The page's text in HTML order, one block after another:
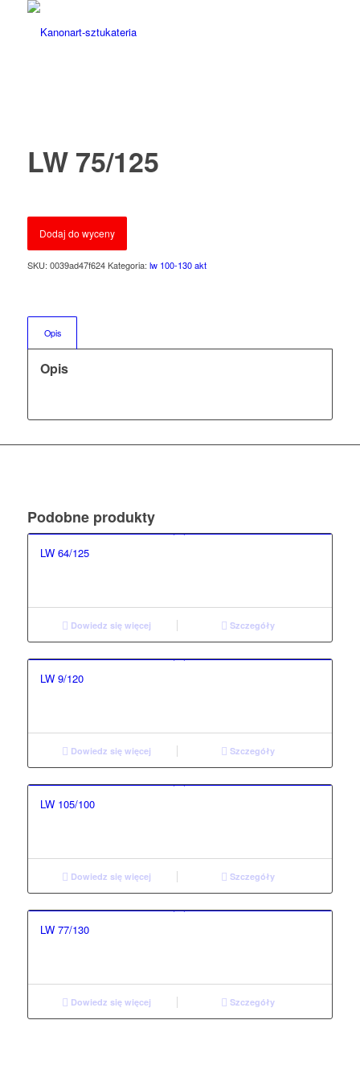
LW 75/125
Dodaj do wyceny
SKU: 0039ad47f624 Kategoria: lw 100-130 akt
Opis
Opis
Podobne produkty
LW 64/125
Dowiedz się więcej Szczegóły
LW 9/120
Dowiedz się więcej Szczegóły
LW 105/100
Dowiedz się więcej Szczegóły
LW 77/130
Dowiedz się więcej Szczegóły